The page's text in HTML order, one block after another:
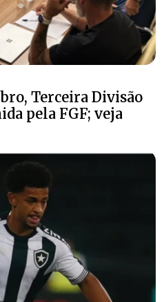
Terceira Divisão
pela FGF; veja